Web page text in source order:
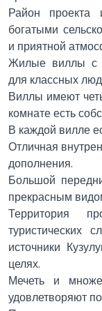
Район проекта
богатыми
и приятной
Жилые виллы с
для классных
Виллы имеют
комнате есть
В каждой вилле
Отличная
дополнения.
Большой
прекрасным
Территория
туристических
источники
целях.
Мечеть и
удовлетворяют